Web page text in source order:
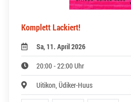
Komplett Lackiert!
Sa, 11. April 2026
20:00 - 22:00 Uhr
Uitikon, Üdiker-Huus